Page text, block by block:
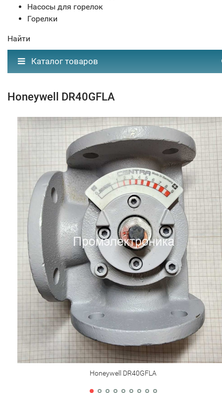
Насосы для горелок
Горелки
Найти
Каталог товаров
Honeywell DR40GFLA
Honeywell DR40GFLA